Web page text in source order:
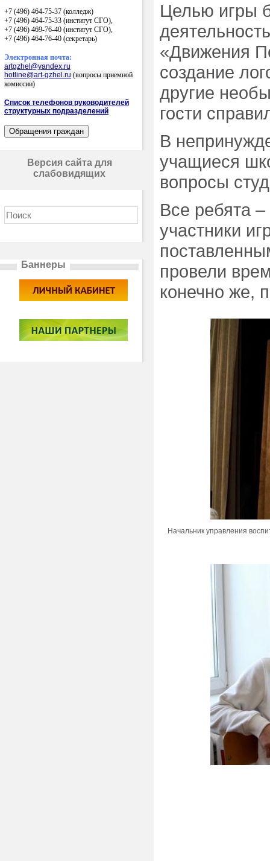
+7 (496) 464-75-37 (колледж)
+7 (496) 464-75-33 (институт СГО),
+7 (496) 469-76-40 (институт СГО),
+7 (496) 464-76-40 (секретарь)
Электронная почта:
artgzhel@yandex.ru
hotline@art-gzhel.ru (вопросы приемной
комиссии)
Список телефонов руководителей
структурных подразделений
Версия сайта для
слабовидящих
Баннеры
Целью игры
«Движения
создание
другие
гости
В
учащиеся
вопросы
Все ребята
участники
провели
конечно же,
Начальник управления